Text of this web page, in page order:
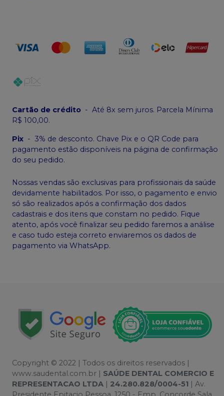
Cartão de crédito - Até 8x sem juros. Parcela Mínima
R$ 100,00.
Pix - 3% de desconto. Chave Pix e o QR Code para
pagamento estão disponíveis na página de confirmação
do seu pedido.
Nossas vendas são exclusivas para profissionais da saúde
devidamente habilitados. Por isso, o pagamento e envio
só são realizados após a confirmação dos dados
cadastrais e dos itens que constam no pedido. Fique
atento, após você finalizar seu pedido faremos a análise
e caso tudo esteja correto enviaremos os dados de
pagamento via WhatsApp.
Copyright © 2022 | Todos os direitos reservados |
www.saudental.com.br | SAÚDE DENTAL COMERCIO E
REPRESENTACAO LTDA | 24.280.828/0004-51 | Av.